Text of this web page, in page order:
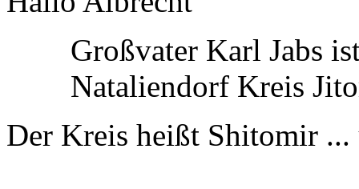
Großvater Karl Jabs
Nataliendorf Kreis
Der Kreis heißt Shitomir